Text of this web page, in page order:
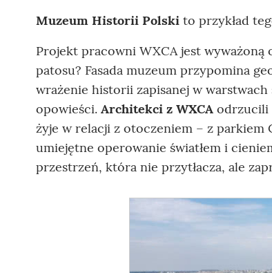
Muzeum Historii Polski to przykład
Projekt pracowni WXCA jest
patosu? Fasada muzeum przypomina
wrażenie historii zapisanej w warstwach
opowieści. Architekci z WXCA odrzucili
żyje w relacji z otoczeniem – z parkiem
umiejętne operowanie światłem i
przestrzeń, która nie przytłacza, ale